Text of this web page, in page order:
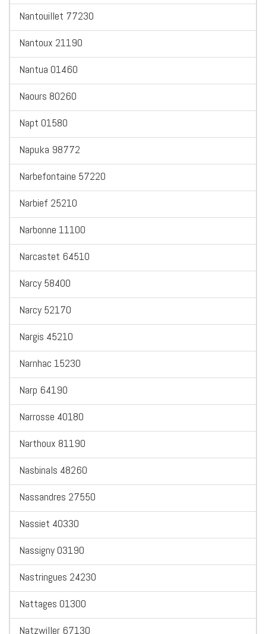
Nantouillet 77230
Nantoux 21190
Nantua 01460
Naours 80260
Napt 01580
Napuka 98772
Narbefontaine 57220
Narbief 25210
Narbonne 11100
Narcastet 64510
Narcy 58400
Narcy 52170
Nargis 45210
Narnhac 15230
Narp 64190
Narrosse 40180
Narthoux 81190
Nasbinals 48260
Nassandres 27550
Nassiet 40330
Nassigny 03190
Nastringues 24230
Nattages 01300
Natzwiller 67130